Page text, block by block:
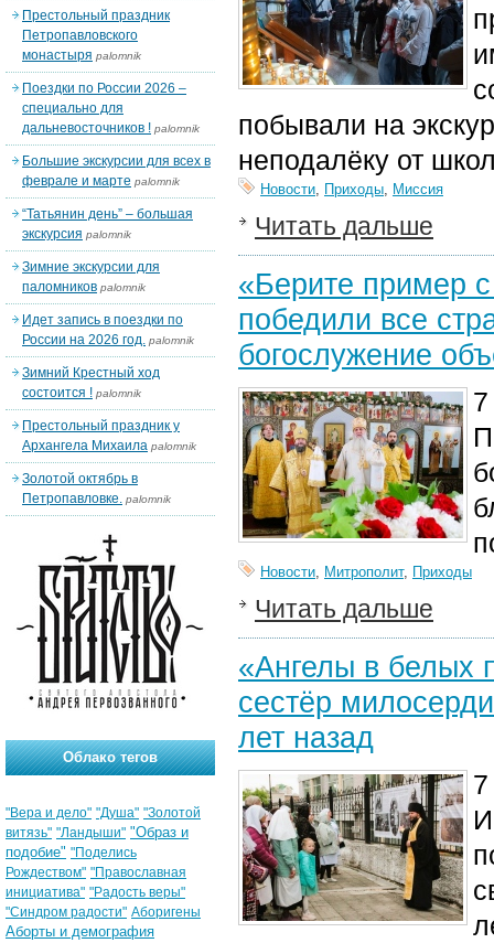
побывали на
неподалёку от
Новости, Приходы, Миссия
Читать дальше
«Берите пример
победили все
богослужение
Новости, Митрополит, Приходы
Читать дальше
«Ангелы в белых
сестёр
лет назад
Престольный праздник
Петропавловского
монастыря palomnik
Поездки по России 2026 –
специально для
дальневосточников ! palomnik
Большие экскурсии для всех в
феврале и марте palomnik
“Татьянин день” – большая
экскурсия palomnik
Зимние экскурсии для
паломников palomnik
Идет запись в поездки по
России на 2026 год. palomnik
Зимний Крестный ход
состоится ! palomnik
Престольный праздник у
Архангела Михаила palomnik
Золотой октябрь в
Петропавловке. palomnik
Облако тегов
"Вера и дело" "Душа" "Золотой
витязь" "Ландыши" "Образ и
подобие" "Поделись
Рождеством" "Православная
инициатива" "Радость веры"
"Синдром радости" Аборигены
Аборты и демография